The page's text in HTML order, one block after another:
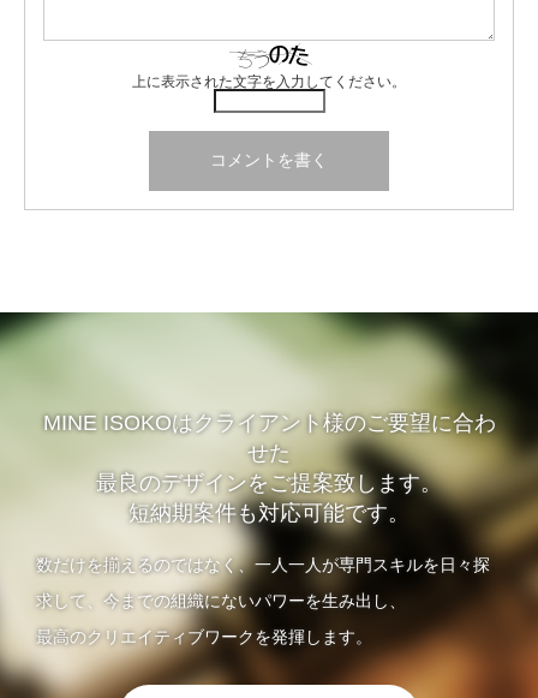
上に表示された文字を入力してください。
MINE ISOKOはクライアント様のご要望に合わ
せた
最良のデザインをご提案致します。
短納期案件も対応可能です。
数だけを揃えるのではなく、一人一人が専門スキルを日々探
求して、今までの組織にないパワーを生み出し、
最高のクリエイティブワークを発揮します。